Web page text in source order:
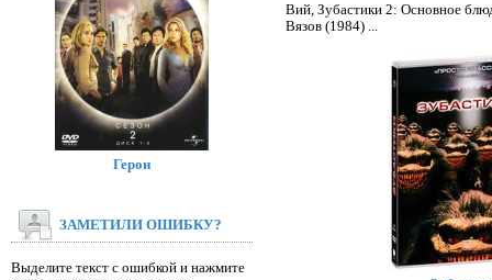
Вий, Зубастики 2: Основное
Вязов (1984) ...
Герои
ЗАМЕТИЛИ ОШИБКУ?
Выделите текст с ошибкой и нажмите